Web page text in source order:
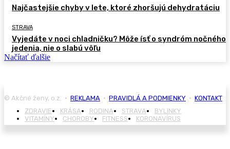
Najčastejšie chyby v lete, ktoré zhoršujú dehydratáciu
STRAVA
Vyjedáte v noci chladničku? Môže ísť o syndróm nočného
jedenia, nie o slabú vôľu
Načítať ďalšie
© Akčné ženy, o.z. • REKLAMA • PRAVIDLÁ A PODMIENKY • KONTAKT
ZDRAVIE
KRÁSA RODINA STRAVA
BYLINKY
VITAMÍNY
CHOROBY FITNESS KORONAVÍRUS